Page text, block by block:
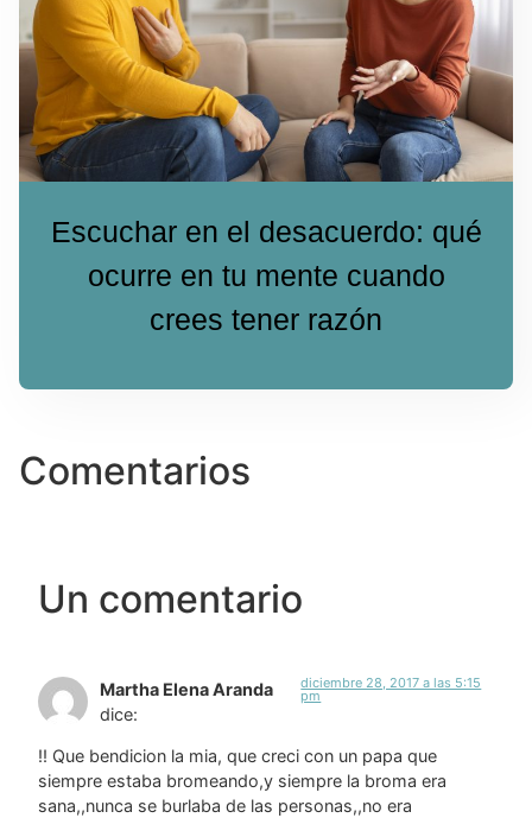
Escuchar en el desacuerdo: qué
ocurre en tu mente cuando
crees tener razón
Comentarios
Un comentario
Martha Elena Aranda
dice:
diciembre 28, 2017 a las 5:15
pm
!! Que bendicion la mia, que creci con un papa que
siempre estaba bromeando,y siempre la broma era
sana,,nunca se burlaba de las personas,,no era